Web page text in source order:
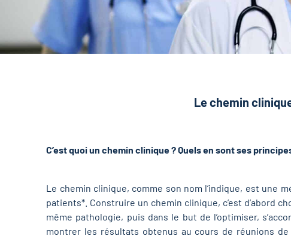
Le chemin
C’est quoi un chemin clinique ? Quels en sont ses
Le chemin clinique, comme son nom l’indique, est une
patients*. Construire un chemin clinique, c’est d’abord
même pathologie, puis dans le but de l’optimiser,
montrer les résultats obtenus au cours de réunions de